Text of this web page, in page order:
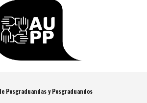
Posgraduandas y Posgraduandos